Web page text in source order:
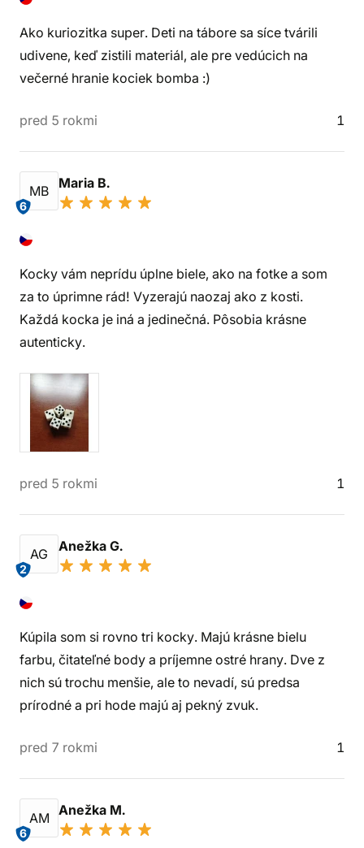
Ako kuriozitka super. Deti na tábore sa síce tvárili
udivene, keď zistili materiál, ale pre vedúcich na
večerné hranie kociek bomba :)
pred 5 rokmi 1
MB
6
Maria B.
Kocky vám neprídu úplne biele, ako na fotke a som
za to úprimne rád! Vyzerajú naozaj ako z kosti.
Každá kocka je iná a jedinečná. Pôsobia krásne
autenticky.
pred 5 rokmi 1
AG
2
Anežka G.
Kúpila som si rovno tri kocky. Majú krásne bielu
farbu, čitateľné body a príjemne ostré hrany. Dve z
nich sú trochu menšie, ale to nevadí, sú predsa
prírodné a pri hode majú aj pekný zvuk.
pred 7 rokmi 1
AM
6
Anežka M.